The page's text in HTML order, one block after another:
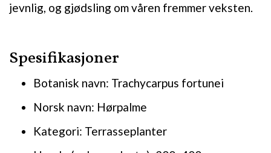
jevnlig, og gjødsling om våren fremmer veksten.
Spesifikasjoner
Botanisk navn: Trachycarpus fortunei
Norsk navn: Hørpalme
Kategori: Terrasseplanter